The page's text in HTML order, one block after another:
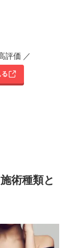
評価 ／
術種類と